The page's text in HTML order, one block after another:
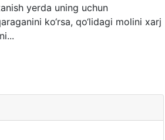
yerda uning uchun
ko‘rsa, qo‘lidagi molini xarj